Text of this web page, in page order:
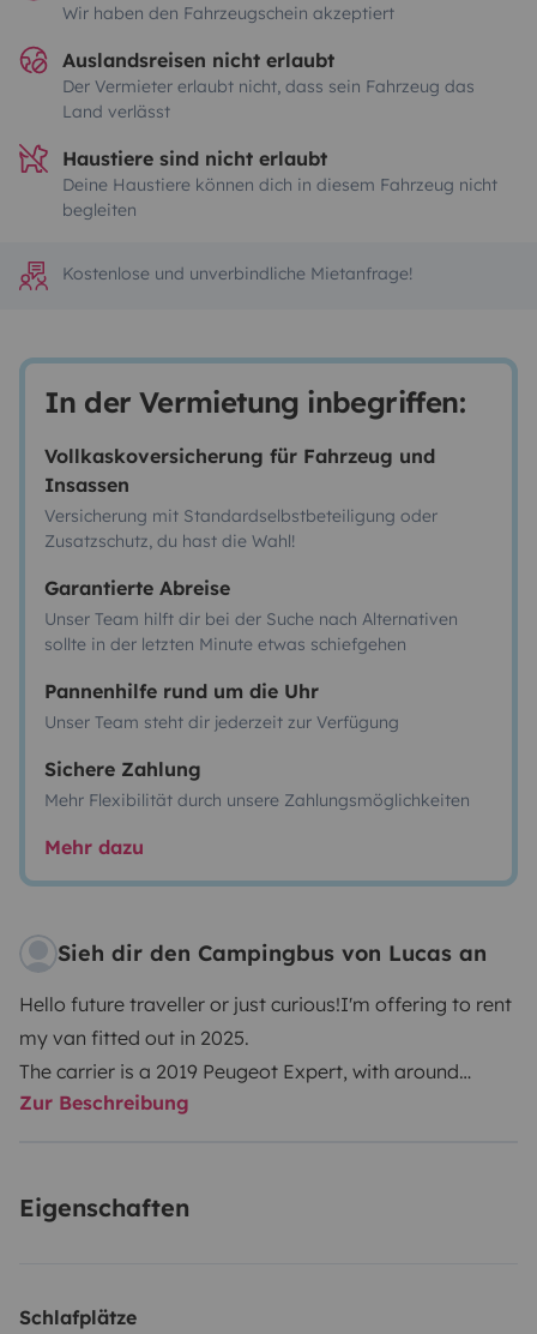
Wir haben den Fahrzeugschein akzeptiert
Auslandsreisen nicht erlaubt
Der Vermieter erlaubt nicht, dass sein Fahrzeug das
Land verlässt
Haustiere sind nicht erlaubt
Deine Haustiere können dich in diesem Fahrzeug nicht
begleiten
Kostenlose und unverbindliche Mietanfrage!
In der Vermietung inbegriffen:
Vollkaskoversicherung für Fahrzeug und
Insassen
Versicherung mit Standardselbstbeteiligung oder
Zusatzschutz, du hast die Wahl!
Garantierte Abreise
Unser Team hilft dir bei der Suche nach Alternativen
sollte in der letzten Minute etwas schiefgehen
Pannenhilfe rund um die Uhr
Unser Team steht dir jederzeit zur Verfügung
Sichere Zahlung
Mehr Flexibilität durch unsere Zahlungsmöglichkeiten
Mehr dazu
Sieh dir den Campingbus von Lucas an
Hello future traveller or just curious!I'm offering to rent
my van fitted out in 2025.
The carrier is a 2019 Peugeot Expert, with around
100,000km on the clock and in great condition. The
sometimes narrow and winding roads of Corsica. The
camera). The ideal size for driving serenely and
Zur Beschreibung
Eigenschaften
Schlafplätze